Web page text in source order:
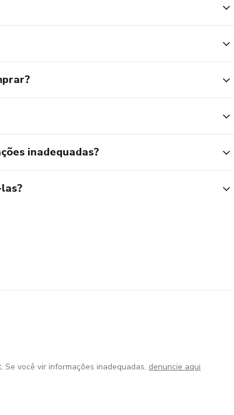
inadequadas?
você vir informações inadequadas, denuncie aqui